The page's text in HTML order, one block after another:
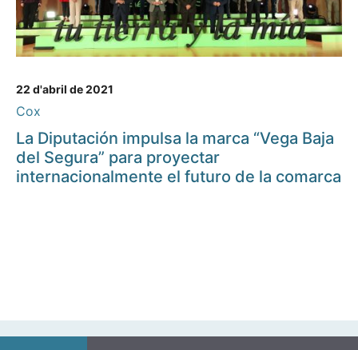
22 d'abril de 2021
Cox
La Diputación impulsa la marca “Vega Baja
del Segura” para proyectar
internacionalmente el futuro de la comarca